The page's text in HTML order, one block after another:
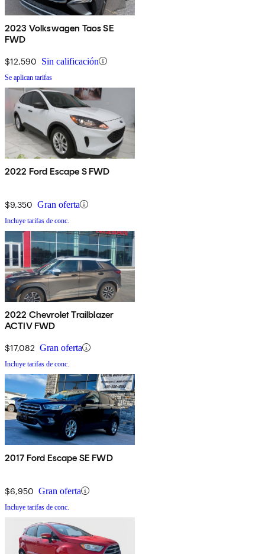
2023 Volkswagen Taos SE
FWD
$12,590 Sin calificación
Se aplican tarifas
2022 Ford Escape S FWD
$9,350 Gran oferta
Incluye tarifas de conc.
2022 Chevrolet Trailblazer
ACTIV FWD
$17,082 Gran oferta
Incluye tarifas de conc.
2017 Ford Escape SE FWD
$6,950 Gran oferta
Incluye tarifas de conc.